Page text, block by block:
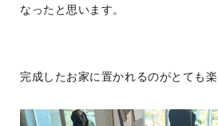
なったと思います。
完成したお家に置かれるのがとても楽